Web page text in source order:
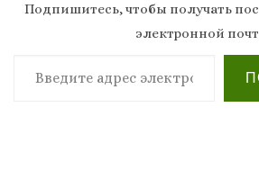
Подпишитесь, чтобы получать
электронной
Введите адрес электронной